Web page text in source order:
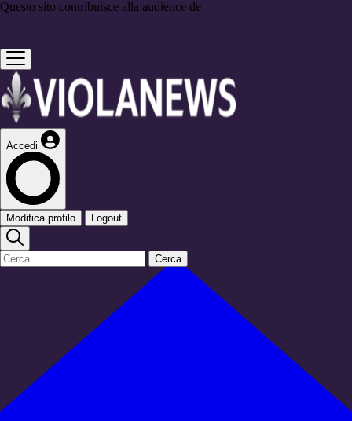
Questo sito contribuisce alla audience de
Accedi
Modifica profilo Logout
Cerca